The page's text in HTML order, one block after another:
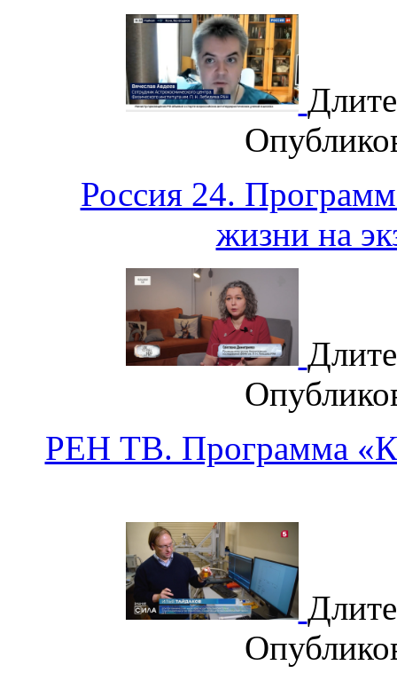
Россия 24.
жизни на
РЕН ТВ. Программа